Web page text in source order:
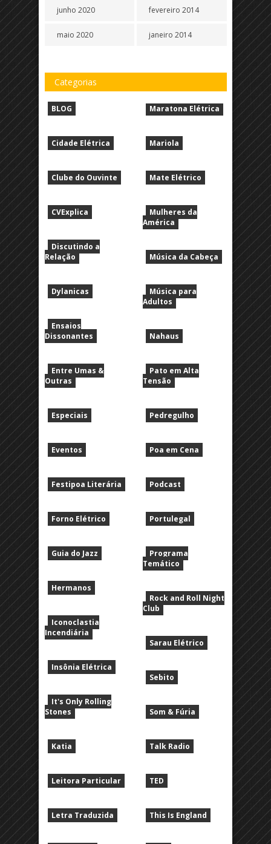
junho 2020
maio 2020
fevereiro 2014
janeiro 2014
Categorias
BLOG
Cidade Elétrica
Clube do Ouvinte
CVExplica
Discutindo a
Relação
Dylanicas
Ensaios
Dissonantes
Entre Umas &
Outras
Especiais
Eventos
Festipoa Literária
Forno Elétrico
Guia do Jazz
Hermanos
Iconoclastia
Incendiária
Insônia Elétrica
It's Only Rolling
Stones
Katia
Leitora Particular
Letra Traduzida
Maratona Elétrica
Mariola
Mate Elétrico
Mulheres da
América
Música da Cabeça
Música para
Adultos
Nahaus
Pato em Alta
Tensão
Pedregulho
Poa em Cena
Podcast
Portulegal
Programa
Temático
Rock and Roll Night
Club
Sarau Elétrico
Sebito
Som & Fúria
Talk Radio
TED
This Is England